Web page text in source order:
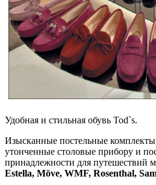
Удобная и стильная обувь Tod`s.
Изысканные постельные
утонченные столовые прибору и
принадлежности для путешествий
Estella, Möve, WMF, Rosenthal,